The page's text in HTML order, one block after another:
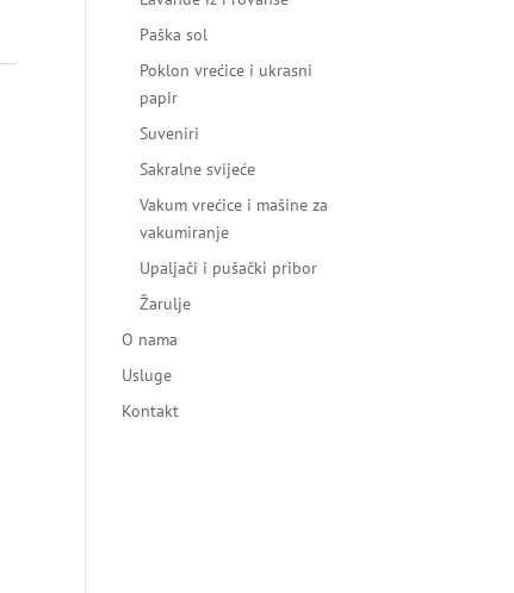
Paška sol
Poklon vrećice i ukrasni
papir
Suveniri
Sakralne svijeće
Vakum vrećice i mašine za
vakumiranje
Upaljači i pušački pribor
Žarulje
O nama
Usluge
Kontakt